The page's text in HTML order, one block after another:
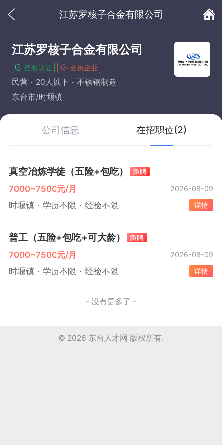
江苏罗核子合金有限公司
江苏罗核子合金有限公司
资质认证 会员企业
民营 20人以下
不锈钢制造
东台市/时堰镇
公司信息 在招职位(2)
真空冶炼学徒（五险+包吃） 急聘
7000~7500元/月 2026-08-09
时堰镇 学历不限 经验不限 详情
普工（五险+包吃+可大龄） 急聘
7000~7500元/月 2026-08-09
时堰镇 学历不限 经验不限 详情
- 没有更多了 -
© 2026 东台人才网 版权所有.